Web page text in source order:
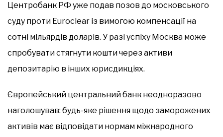
Центробанк РФ уже подав позов до московського
суду проти Euroclear із вимогою компенсації на
сотні мільярдів доларів. У разі успіху Москва може
спробувати стягнути кошти через активи
депозитарію в інших юрисдикціях.
Європейський центральний банк неодноразово
наголошував: будь-яке рішення щодо заморожених
активів має відповідати нормам міжнародного